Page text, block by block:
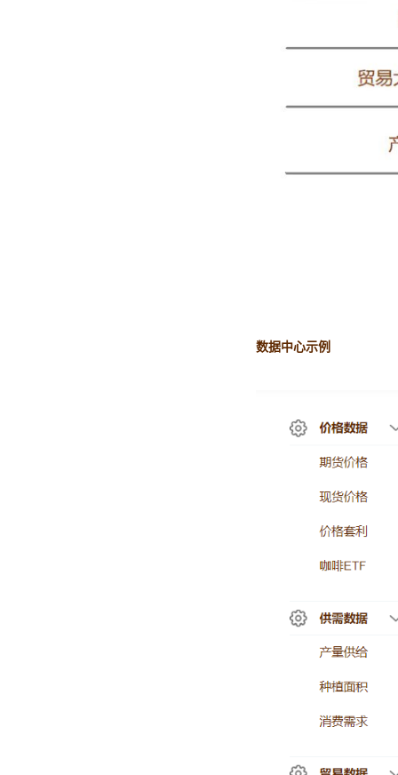
数据中心示例